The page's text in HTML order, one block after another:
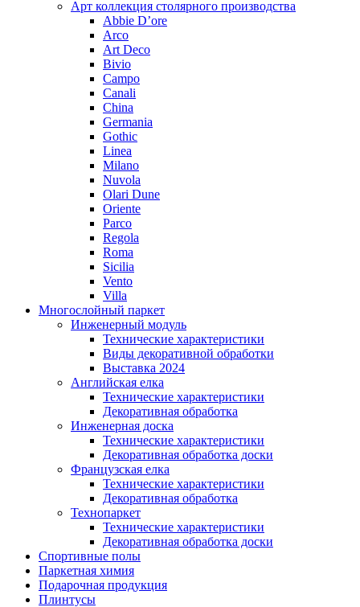
Арт коллекция столярного производства
Abbie D’ore
Arco
Art Deco
Bivio
Campo
Canali
China
Germania
Gothic
Linea
Milano
Nuvola
Olari Dune
Oriente
Parco
Regola
Roma
Sicilia
Vento
Villa
Многослойный паркет
Инженерный модуль
Технические характеристики
Виды декоративной обработки
Выставка 2024
Английская елка
Технические характеристики
Декоративная обработка
Инженерная доска
Технические характеристики
Декоративная обработка доски
Французская елка
Технические характеристики
Декоративная обработка
Технопаркет
Технические характеристики
Декоративная обработка доски
Спортивные полы
Паркетная химия
Подарочная продукция
Плинтусы